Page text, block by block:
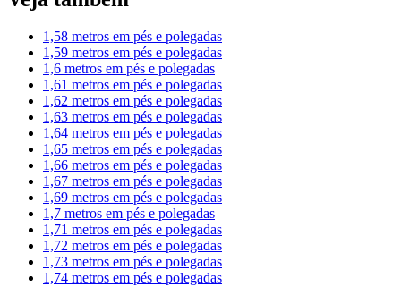
1,58 metros em pés e polegadas
1,59 metros em pés e polegadas
1,6 metros em pés e polegadas
1,61 metros em pés e polegadas
1,62 metros em pés e polegadas
1,63 metros em pés e polegadas
1,64 metros em pés e polegadas
1,65 metros em pés e polegadas
1,66 metros em pés e polegadas
1,67 metros em pés e polegadas
1,69 metros em pés e polegadas
1,7 metros em pés e polegadas
1,71 metros em pés e polegadas
1,72 metros em pés e polegadas
1,73 metros em pés e polegadas
1,74 metros em pés e polegadas